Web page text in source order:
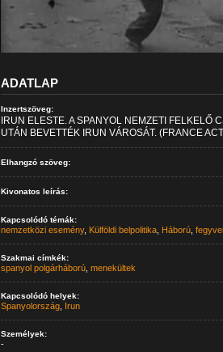
ADATLAP
Inzertszöveg:
IRUN ELESTE. A SPANYOL NEMZETI FELKELŐ
UTÁN BEVETTÉK IRUN VÁROSÁT. (FRANCE
Elhangzó szöveg:
Kivonatos leírás:
Kapcsolódó témák:
nemzetközi esemény, Külföldi belpolitika, Háború,
Szakmai címkék:
spanyol polgárháború, menekültek
Kapcsolódó helyek:
Spanyolország, Irun
Személyek:
-